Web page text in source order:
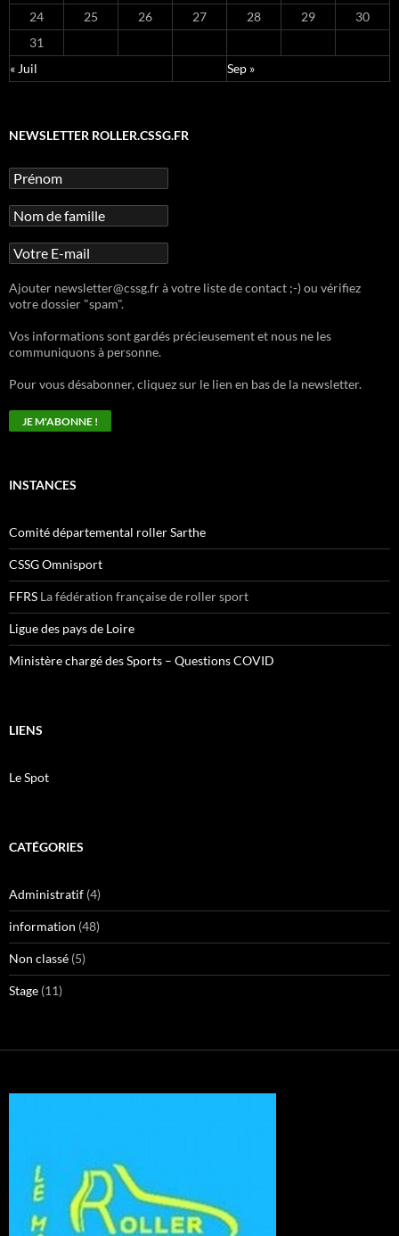
24
25 26 27 28 29
30
31
« Juil
Sep »
NEWSLETTER ROLLER.CSSG.FR
Ajouter newsletter@cssg.fr à votre liste de contact ;-) ou vérifiez
votre dossier "spam".
Vos informations sont gardés précieusement et nous ne les
communiquons à personne.
Pour vous désabonner, cliquez sur le lien en bas de la newsletter.
INSTANCES
Comité départemental roller Sarthe
CSSG Omnisport
FFRS La fédération française de roller sport
Ligue des pays de Loire
Ministère chargé des Sports – Questions COVID
LIENS
Le Spot
CATÉGORIES
Administratif (4)
information (48)
Non classé (5)
Stage (11)